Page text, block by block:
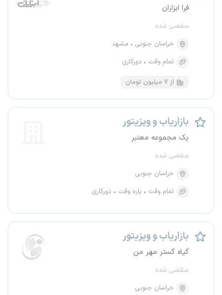
فرا ابزاران
منقضی شده
خراسان جنوبی
مشهد
تمام وقت
دورکاری
از ۷ میلیون تومان
بازاریاب و ویزیتور
یک مجموعه معتبر
منقضی شده
خراسان جنوبی
تمام وقت
پاره وقت دورکاری
بازاریاب و ویزیتور
گیاه گستر مهر من
منقضی شده
خراسان جنوبی